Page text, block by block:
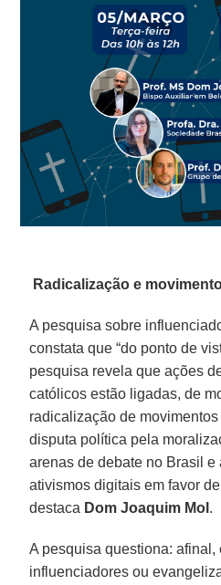
Radicalização e
A pesquisa sobre
constata que “do ponto de
pesquisa revela que ações
católicos estão ligadas, de
radicalização de
disputa política pela
arenas de debate no Brasil e
ativismos digitais em favor
destaca Dom Joaquim Mol .
A pesquisa questiona: afinal,
influenciadores ou